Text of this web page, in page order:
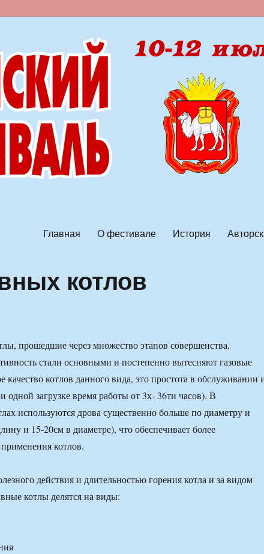
Главная О фестивале История
котлов
прошедшие через множество этапов совершенства,
стали основными и постепенно вытесняют газовые
котлов данного вида, это простота в обслуживании
одной загрузке время работы от 3х- 36ти часов). В
используются дрова существенно больше по диаметру и
и 15-20см в диаметре), что обеспечивает более
котлов.
действия и длительностью горения котла и за видом
котлы делятся на виды: